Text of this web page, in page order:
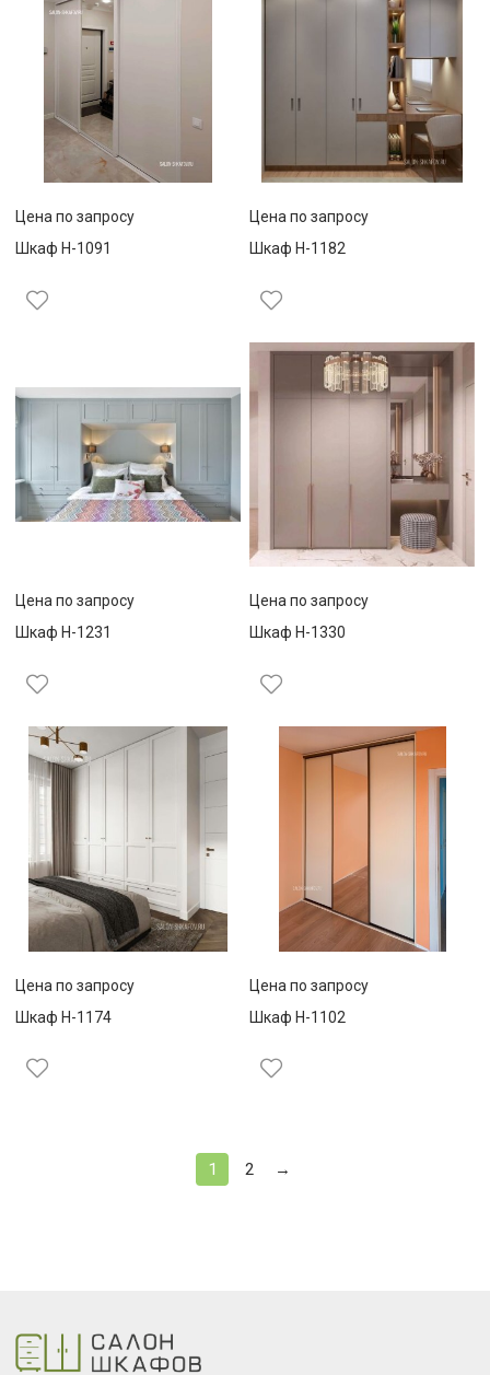
Цена по запросу
Шкаф Н-1091
Цена по запросу
Шкаф Н-1182
Цена по запросу
Шкаф Н-1231
Цена по запросу
Шкаф Н-1330
Цена по запросу
Шкаф Н-1174
Цена по запросу
Шкаф Н-1102
1 2 →